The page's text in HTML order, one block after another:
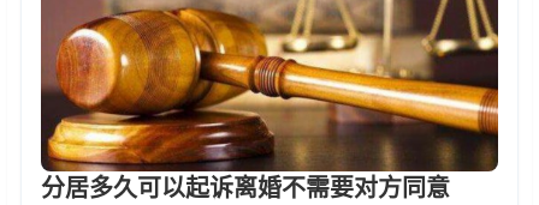
分居多久可以起诉离婚不需要对方同意